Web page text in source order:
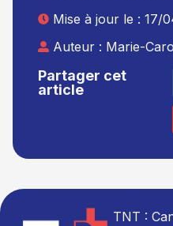
Partager cet
article
Mise à jour le : 17/
Auteur : Marie-
TNT :